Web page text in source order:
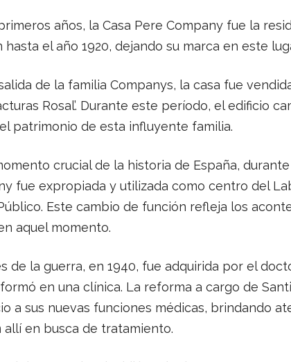
años, la Casa Pere Company fue la
hasta el año 1920, dejando su marca en este
de la familia Companys, la casa fue
Rosal’. Durante este período, el edificio
patrimonio de esta influyente familia.
crucial de la historia de España,
fue expropiada y utilizada como centro del
Este cambio de función refleja los
aquel momento.
de la guerra, en 1940, fue adquirida por el
en una clínica. La reforma a cargo de
a sus nuevas funciones médicas, brindando
allí en busca de tratamiento.